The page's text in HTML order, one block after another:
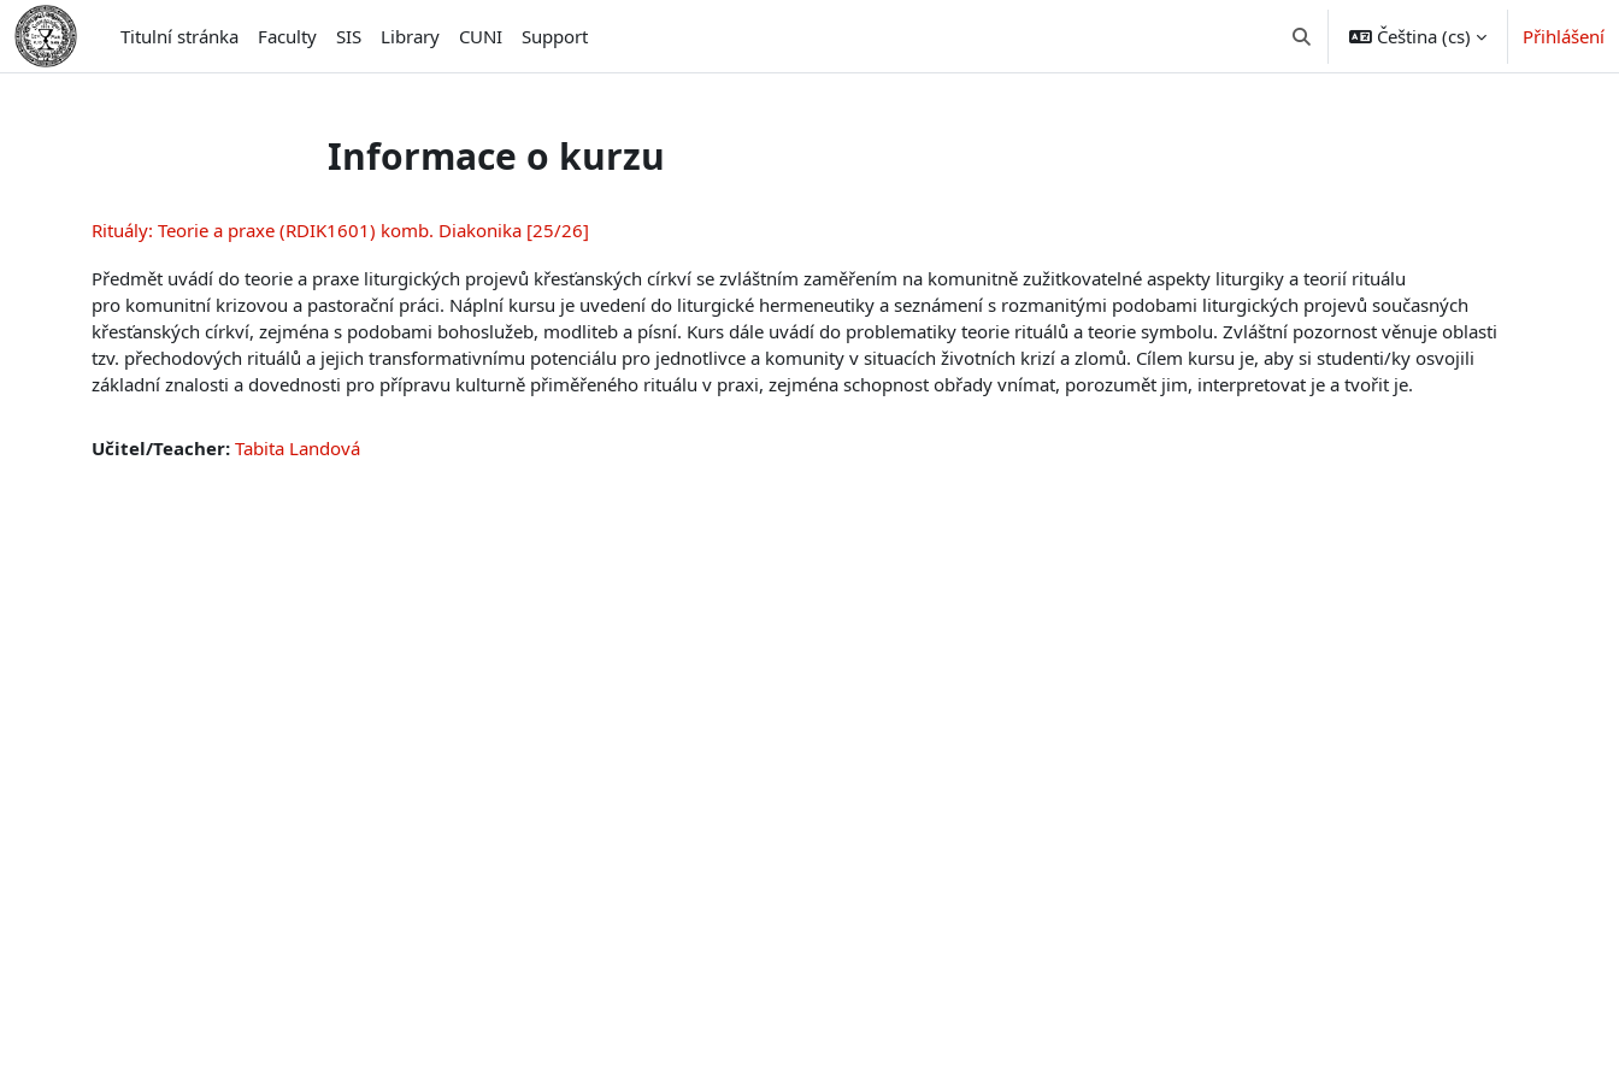
Přejít k hlavnímu obsahu
Titulní stránka
Faculty SIS Library CUNI Support Přepnout vyhledávání
Čeština ‎(cs)‎ Přihlášení
Informace o kurzu
Rituály: Teorie a praxe (RDIK1601) komb. Diakonika [25/26]
Předmět uvádí do teorie a praxe liturgických projevů křesťanských církví se zvláštním zaměřením na komunitně zužitkovatelné aspekty liturgiky a teorií rituálu
pro komunitní krizovou a pastorační práci. Náplní kursu je uvedení do liturgické hermeneutiky a seznámení s rozmanitými podobami liturgických projevů současných
křesťanských církví, zejména s podobami bohoslužeb, modliteb a písní. Kurs dále uvádí do problematiky teorie rituálů a teorie symbolu. Zvláštní pozornost věnuje oblasti
tzv. přechodových rituálů a jejich transformativnímu potenciálu pro jednotlivce a komunity v situacích životních krizí a zlomů. Cílem kursu je, aby si studenti/ky osvojili
základní znalosti a dovednosti pro přípravu kulturně přiměřeného rituálu v praxi, zejména schopnost obřady vnímat, porozumět jim, interpretovat je a tvořit je.
Učitel/Teacher: Tabita Landová